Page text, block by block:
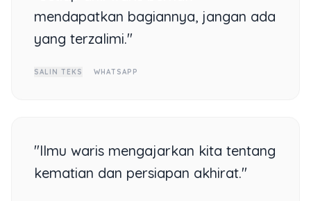
mendapatkan bagiannya, jangan ada
yang terzalimi."
SALIN TEKS WHATSAPP
"Ilmu waris mengajarkan kita tentang
kematian dan persiapan akhirat."